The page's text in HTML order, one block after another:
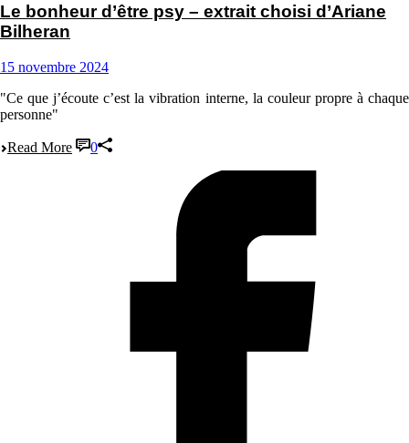
Le bonheur d’être psy – extrait choisi d’Ariane
Bilheran
15 novembre 2024
"Ce que j’écoute c’est la vibration interne, la couleur propre à chaque
personne"
Read More 0